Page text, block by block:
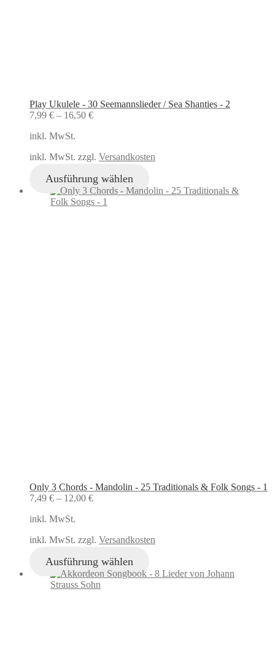
Play Ukulele - 30 Seemannslieder / Sea Shanties - 2
7,99 € – 16,50 €
inkl. MwSt.
inkl. MwSt. zzgl. Versandkosten
Ausführung wählen
Only 3 Chords - Mandolin - 25 Traditionals & Folk Songs - 1
7,49 € – 12,00 €
inkl. MwSt.
inkl. MwSt. zzgl. Versandkosten
Ausführung wählen